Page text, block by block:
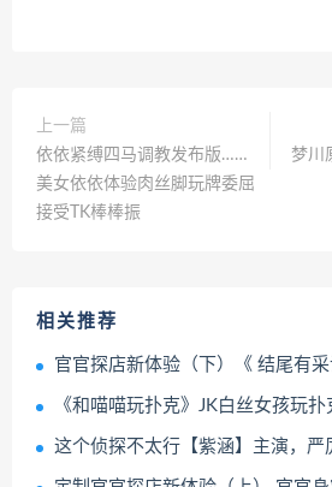
上一篇
依依紧缚四马调教发布版……
美女依依体验肉丝脚玩牌委屈
接受TK棒棒振
梦川
相关推荐
官官探店新体验（下）《 结尾有采访》官官身穿日式体操服体验折腿鸭
《和喵喵玩扑克》JK白丝女孩玩
这个侦探不太行【紫涵】主演，严厉拘